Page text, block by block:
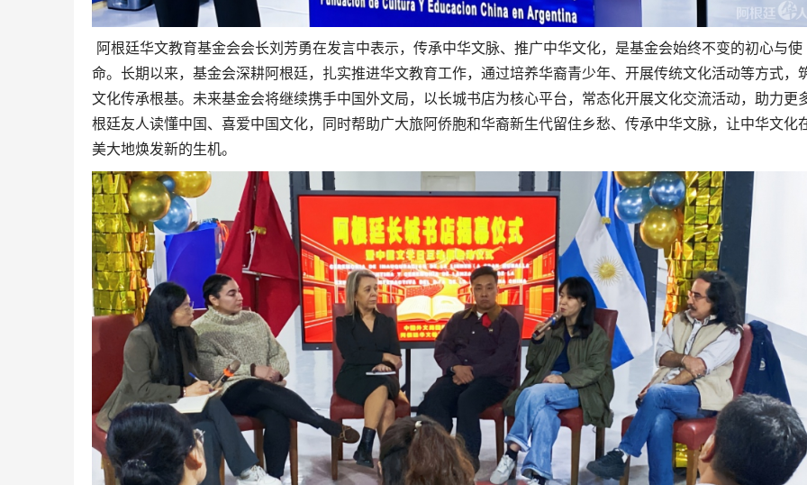
阿根廷华文教育基金会会长刘芳勇在发言中表示，传承中华文脉、推广中华文化，是基金会始终不变的初心与使
命。长期以来，基金会深耕阿根廷，扎实推进华文教育工作，通过培养华裔青少年、开展传统文化活动等方式，
文化传承根基。未来基金会将继续携手中国外文局，以长城书店为核心平台，常态化开展文化交流活动，助力更
根廷友人读懂中国、喜爱中国文化，同时帮助广大旅阿侨胞和华裔新生代留住乡愁、传承中华文脉，让中华文化
美大地焕发新的生机。